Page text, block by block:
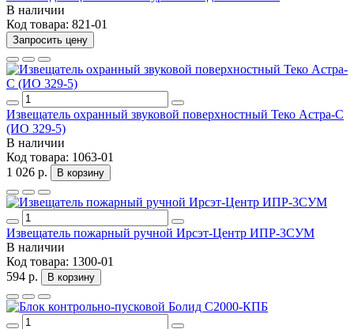
В наличии
Код товара: 821-01
Запросить цену
Извещатель охранный звуковой поверхностный Теко Астра-С
(ИО 329-5)
В наличии
Код товара: 1063-01
1 026 р.
В корзину
Извещатель пожарный ручной Ирсэт-Центр ИПР-3СУМ
В наличии
Код товара: 1300-01
594 р.
В корзину